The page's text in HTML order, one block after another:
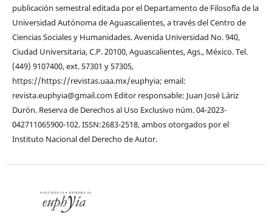
publicación semestral editada por el Departamento de Filoso´fía de la
Universidad Autónoma de Aguascalientes, a través del Centro de
Ciencias Sociales y Humanidades. Avenida Universidad No. 940,
Ciudad Universitaria, C.P. 20100, Aguascalientes, Ags., México. Tel.
(449) 9107400, ext. 57301 y 57305,
https://https://revistas.uaa.mx/euphyia; email:
revista.euphyia@gmail.com Editor responsable: Juan José Láriz
Durón. Reserva de Derechos al Uso Exclusivo núm. 04-2023-
042711065900-102. ISSN:2683-2518, ambos otorgados por el
Instituto Nacional del Derecho de Autor.